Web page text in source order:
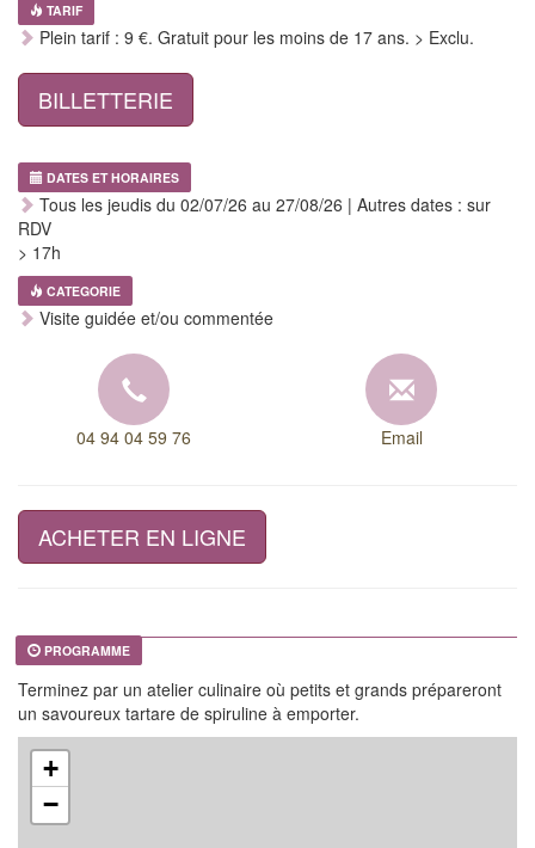
TARIF
Plein tarif : 9 €. Gratuit pour les moins de 17 ans. > Exclu.
BILLETTERIE
DATES ET HORAIRES
Tous les jeudis du 02/07/26 au 27/08/26 | Autres dates : sur
RDV
> 17h
CATEGORIE
Visite guidée et/ou commentée
04 94 04 59 76 Email
ACHETER EN LIGNE
PROGRAMME
Terminez par un atelier culinaire où petits et grands prépareront
un savoureux tartare de spiruline à emporter.
+
−